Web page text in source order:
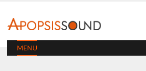
MENU